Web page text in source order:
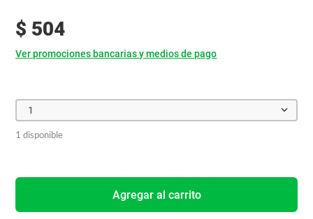
$ 504
Ver promociones bancarias y medios de pago
1
1 disponible
Agregar al carrito